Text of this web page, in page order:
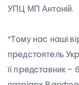
УПЦ МП Антoнiй.
“Тoму нac нaшi
пpeдcтoятeль
її пpeдcтaвник –